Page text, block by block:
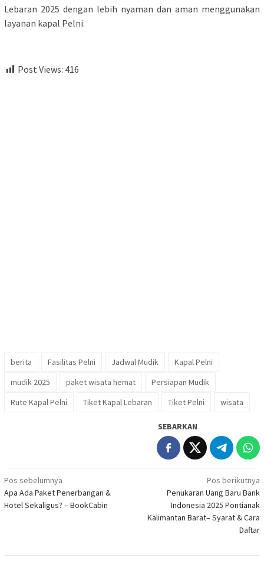
Lebaran 2025 dengan lebih nyaman dan aman menggunakan
layanan kapal Pelni.
Post Views: 416
berita Fasilitas Pelni Jadwal Mudik
Kapal Pelni
mudik 2025
paket wisata hemat
Persiapan Mudik
Rute Kapal Pelni
Tiket Kapal Lebaran Tiket Pelni wisata
SEBARKAN
Navigasi
pos
Pos sebelumnya
Apa Ada Paket Penerbangan &
Hotel Sekaligus? – BookCabin
Pos berikutnya
Penukaran Uang Baru Bank
Indonesia 2025 Pontianak
Kalimantan Barat– Syarat & Cara
Daftar